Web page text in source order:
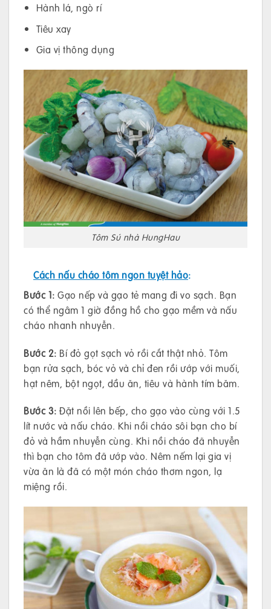
Hành lá, ngò rí
Tiêu xay
Gia vị thông dụng
Tôm Sú nhà HungHau
Cách nấu cháo tôm ngon tuyệt hảo:
Bước 1: Gạo nếp và gạo tẻ mang đi vo sạch. Bạn
có thể ngâm 1 giờ đồng hồ cho gạo mềm và nấu
cháo nhanh nhuyễn.
Bước 2: Bí đỏ gọt sạch vỏ rồi cắt thật nhỏ. Tôm
bạn rửa sạch, bóc vỏ và chỉ đen rồi ướp với muối,
hạt nêm, bột ngọt, dầu ăn, tiêu và hành tím băm.
Bước 3: Đặt nồi lên bếp, cho gạo vào cùng với 1.5
lít nước và nấu cháo. Khi nồi cháo sôi bạn cho bí
đỏ và hầm nhuyễn cùng. Khi nồi cháo đã nhuyễn
thì bạn cho tôm đã ướp vào. Nêm nếm lại gia vị
vừa ăn là đã có một món cháo thơm ngon, lạ
miệng rồi.